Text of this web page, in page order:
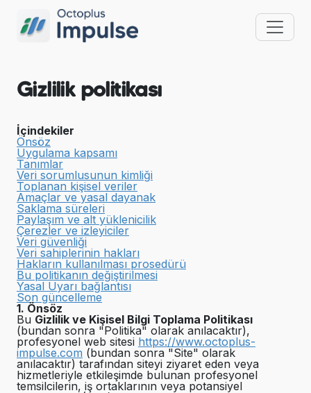
Gizlilik politikası
İçindekiler
Önsöz
Uygulama kapsamı
Tanımlar
Veri sorumlusunun kimliği
Toplanan kişisel veriler
Amaçlar ve yasal dayanak
Saklama süreleri
Paylaşım ve alt yüklenicilik
Çerezler ve izleyiciler
Veri güvenliği
Veri sahiplerinin hakları
Hakların kullanılması prosedürü
Bu politikanın değiştirilmesi
Yasal Uyarı bağlantısı
Son güncelleme
1. Önsöz
Bu Gizlilik ve Kişisel Bilgi Toplama Politikası
(bundan sonra "Politika" olarak anılacaktır),
profesyonel web sitesi https://www.octoplus-
impulse.com (bundan sonra "Site" olarak
anılacaktır) tarafından siteyi ziyaret eden veya
hizmetleriyle etkileşimde bulunan profesyonel
temsilcilerin, iş ortaklarının veya potansiyel